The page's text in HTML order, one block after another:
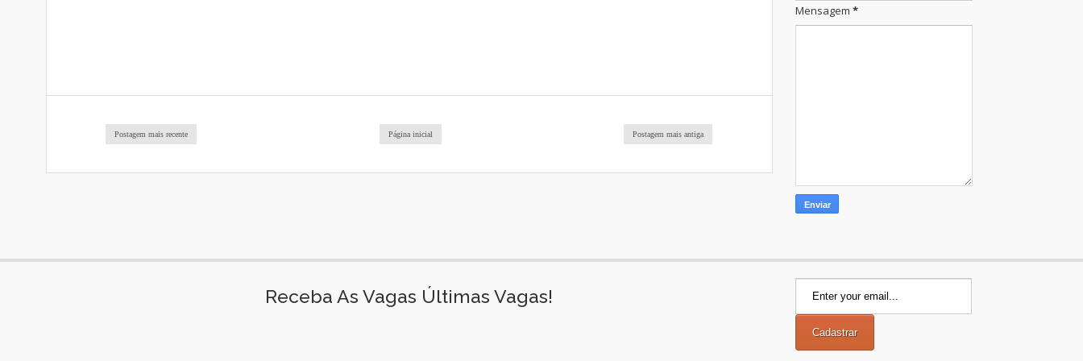
Postagem mais recente Postagem mais antiga
Página inicial
Mensagem *
Receba As Vagas Últimas Vagas!